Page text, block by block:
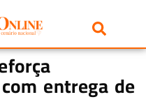
entrega de